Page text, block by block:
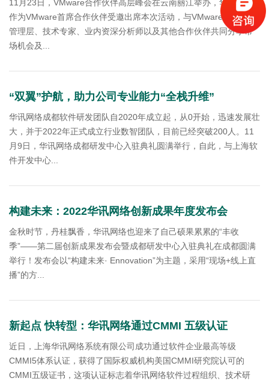
11月23日，VMware合作伙伴高层峰会在云南丽江举办，华讯网络
作为VMware首席合作伙伴受邀出席本次活动，与VMware大中华区
管理层、技术专家、业内资深分析师以及其他合作伙伴共同分享市
场机会及...
“双翼”护航，助力公司专业能力“全栈升维”
华讯网络成都软件研发团队自2020年成立起，从0开始，迅速发展壮
大，并于2022年正式成立行业数智团队，目前已经突破200人。11
月9日，华讯网络成都研发中心入驻典礼圆满举行，自此，与上海软
件开发中心...
构建未来：2022华讯网络创新成果年度发布会
金秋时节，丹桂飘香，华讯网络也迎来了自己硕果累累的“丰收
季”——第二届创新成果发布会暨成都研发中心入驻典礼在成都圆满
举行！发布会以“构建未来· Ennovation”为主题，采用“现场+线上直
播”的方...
新起点 快转型：华讯网络通过CMMI 五级认证
近日，上海华讯网络系统有限公司成功通过软件企业最高等级
CMMI5体系认证，获得了国际权威机构美国CMMI研究院认可的
CMMI五级证书，这项认证标志着华讯网络软件过程组织、技术研